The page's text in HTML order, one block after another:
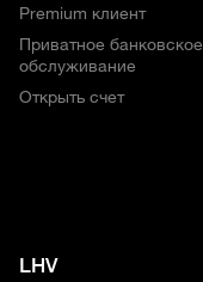
Premium клиент
Приватное банковское
обслуживание
Открыть счет
LHV